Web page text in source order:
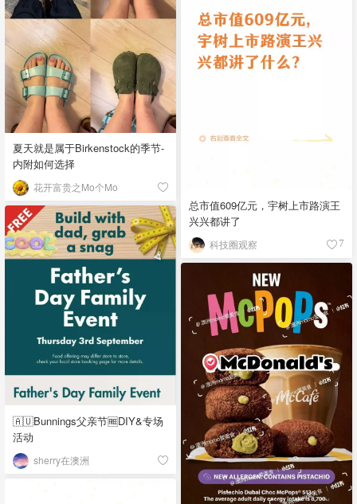
夏天就是属于Birkenstock的季节-
内附如何选择
花开富贵之Mo个Mo
总市值609亿元，宇树上市路演王
兴兴都讲了
科技圈观察 7
🇦🇺Bunnings父亲节🆓DIY&专场
活动
sherry在澳洲